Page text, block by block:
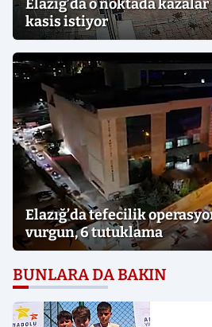
Elazığ’da o noktada
kasis istiyor
Elazığ’da tefecilik
vurgun, 6 tutuklama
BUNLARA DA BAKIN